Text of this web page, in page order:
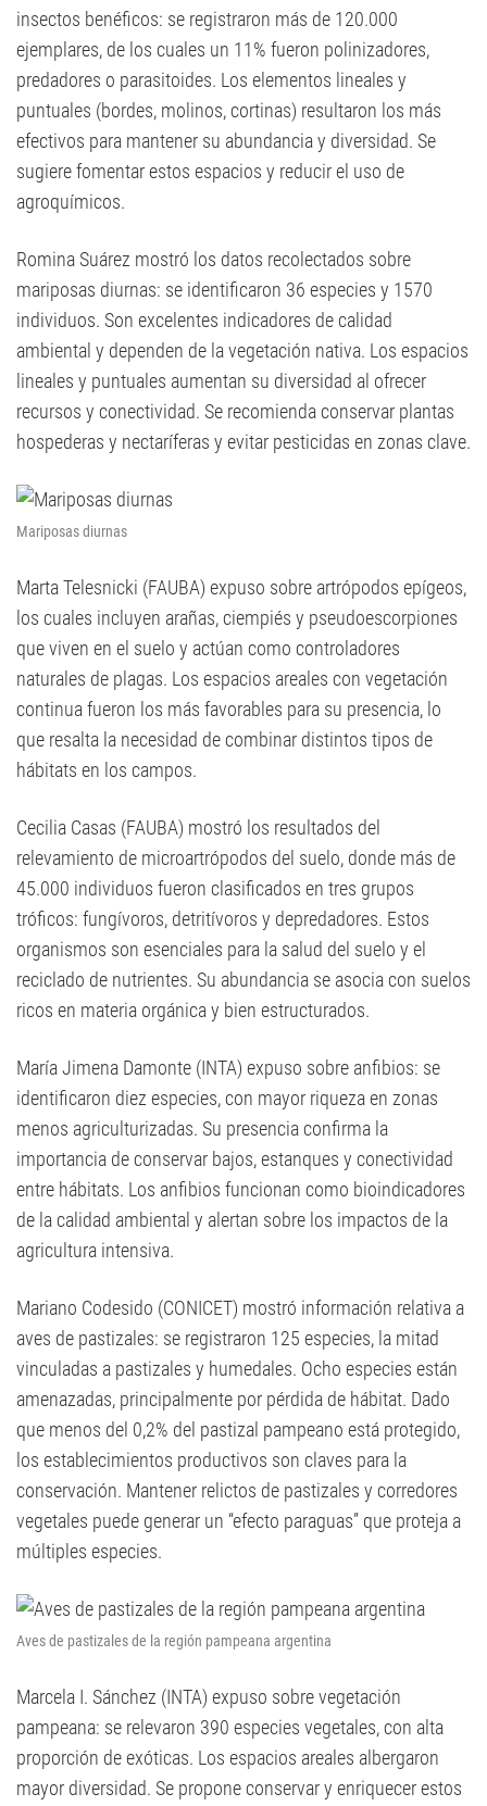
insectos benéficos: se registraron más de 120.000
ejemplares, de los cuales un 11% fueron polinizadores,
predadores o parasitoides. Los elementos lineales y
puntuales (bordes, molinos, cortinas) resultaron los más
efectivos para mantener su abundancia y diversidad. Se
sugiere fomentar estos espacios y reducir el uso de
agroquímicos.
Romina Suárez mostró los datos recolectados sobre
mariposas diurnas: se identificaron 36 especies y 1570
individuos. Son excelentes indicadores de calidad
ambiental y dependen de la vegetación nativa. Los espacios
lineales y puntuales aumentan su diversidad al ofrecer
recursos y conectividad. Se recomienda conservar plantas
hospederas y nectaríferas y evitar pesticidas en zonas clave.
Mariposas diurnas
Marta Telesnicki (FAUBA) expuso sobre artrópodos epígeos,
los cuales incluyen arañas, ciempiés y pseudoescorpiones
que viven en el suelo y actúan como controladores
naturales de plagas. Los espacios areales con vegetación
continua fueron los más favorables para su presencia, lo
que resalta la necesidad de combinar distintos tipos de
hábitats en los campos.
Cecilia Casas (FAUBA) mostró los resultados del
relevamiento de microartrópodos del suelo, donde más de
45.000 individuos fueron clasificados en tres grupos
tróficos: fungívoros, detritívoros y depredadores. Estos
organismos son esenciales para la salud del suelo y el
reciclado de nutrientes. Su abundancia se asocia con suelos
ricos en materia orgánica y bien estructurados.
María Jimena Damonte (INTA) expuso sobre anfibios: se
identificaron diez especies, con mayor riqueza en zonas
menos agriculturizadas. Su presencia confirma la
importancia de conservar bajos, estanques y conectividad
entre hábitats. Los anfibios funcionan como bioindicadores
de la calidad ambiental y alertan sobre los impactos de la
agricultura intensiva.
Mariano Codesido (CONICET) mostró información relativa a
aves de pastizales: se registraron 125 especies, la mitad
vinculadas a pastizales y humedales. Ocho especies están
amenazadas, principalmente por pérdida de hábitat. Dado
que menos del 0,2% del pastizal pampeano está protegido,
los establecimientos productivos son claves para la
conservación. Mantener relictos de pastizales y corredores
vegetales puede generar un “efecto paraguas” que proteja a
múltiples especies.
Aves de pastizales de la región pampeana argentina
Marcela I. Sánchez (INTA) expuso sobre vegetación
pampeana: se relevaron 390 especies vegetales, con alta
proporción de exóticas. Los espacios areales albergaron
mayor diversidad. Se propone conservar y enriquecer estos